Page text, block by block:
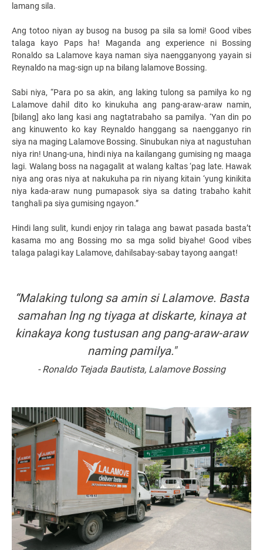
lamang sila.
Ang totoo niyan ay busog na busog pa sila sa lomi! Good vibes
talaga kayo Paps ha! Maganda ang experience ni Bossing
Ronaldo sa Lalamove kaya naman siya naengganyong yayain si
Reynaldo na mag-sign up na bilang lalamove Bossing.
Sabi niya, “Para po sa akin, ang laking tulong sa pamilya ko ng
Lalamove dahil dito ko kinukuha ang pang-araw-araw namin,
[bilang] ako lang kasi ang nagtatrabaho sa pamilya. ‘Yan din po
ang kinuwento ko kay Reynaldo hanggang sa naengganyo rin
siya na maging Lalamove Bossing. Sinubukan niya at nagustuhan
niya rin! Unang-una, hindi niya na kailangang gumising ng maaga
lagi. Walang boss na nagagalit at walang kaltas ‘pag late. Hawak
niya ang oras niya at nakukuha pa rin niyang kitain ‘yung kinikita
niya kada-araw nung pumapasok siya sa dating trabaho kahit
tanghali pa siya gumising ngayon.”
Hindi lang sulit, kundi enjoy rin talaga ang bawat pasada basta’t
kasama mo ang Bossing mo sa mga solid biyahe! Good vibes
talaga palagi kay Lalamove, dahilsabay-sabay tayong aangat!
“Malaking tulong sa amin si Lalamove. Basta
samahan lng ng tiyaga at diskarte, kinaya at
kinakaya kong tustusan ang pang-araw-araw
naming pamilya."
- Ronaldo Tejada Bautista, Lalamove Bossing